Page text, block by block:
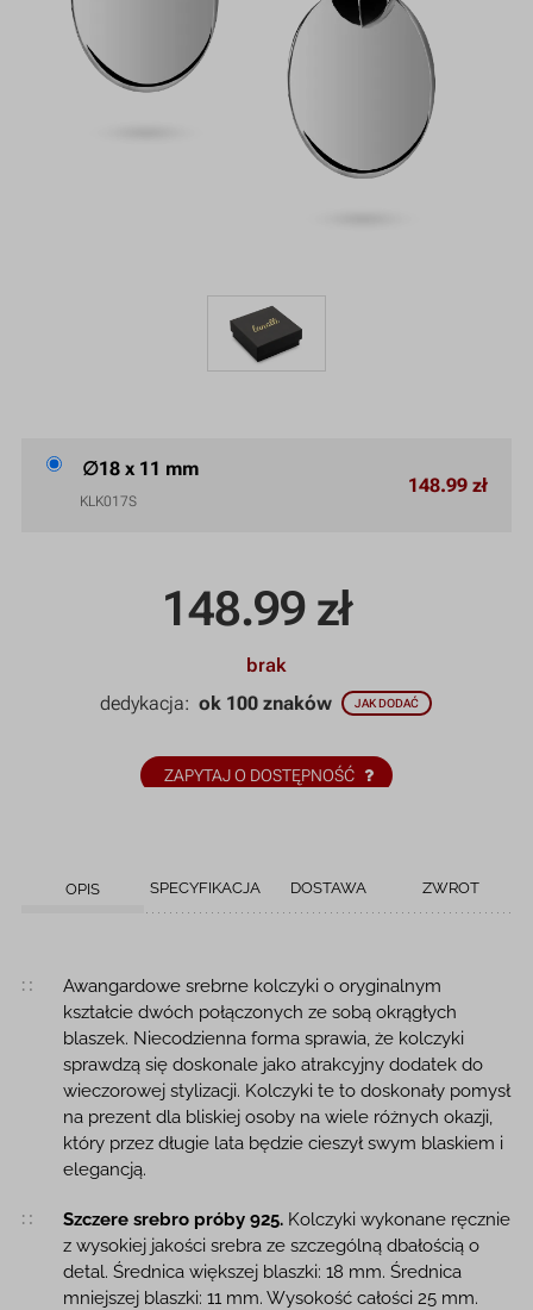
148.99 zł
brak
dedykacja:ok 100 znaków JAK DODAĆ
ZAPYTAJ O DOSTĘPNOŚĆ
∅18 x 11 mm
KLK017S
148.99 zł
OPIS SPECYFIKACJA DOSTAWA ZWROT
Opis produktu
Awangardowe srebrne kolczyki o oryginalnym
kształcie dwóch połączonych ze sobą okrągłych
blaszek. Niecodzienna forma sprawia, że kolczyki
sprawdzą się doskonale jako atrakcyjny dodatek do
wieczorowej stylizacji. Kolczyki te to doskonały pomysł
na prezent dla bliskiej osoby na wiele różnych okazji,
który przez długie lata będzie cieszył swym blaskiem i
elegancją.
Szczere srebro próby 925.Kolczyki wykonane ręcznie
z wysokiej jakości srebra ze szczególną dbałością o
detal. Średnica większej blaszki: 18 mm. Średnica
mniejszej blaszki: 11 mm. Wysokość całości 25 mm.